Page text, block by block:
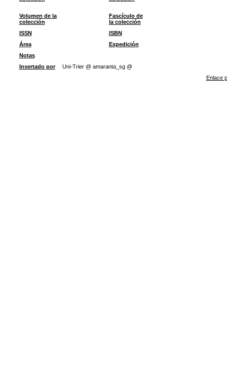
Volumen de la
colección
Fascículo de
la colección
ISSN
ISBN
Área
Expedición
Notas
Insertado por
Uni-Trier @ amaranta_sg @
Enlace